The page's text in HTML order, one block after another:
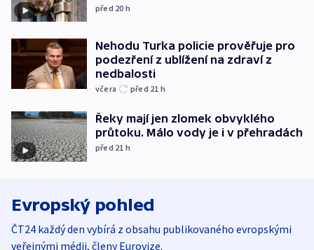
před 20 h
Nehodu Turka policie prověřuje pro
podezření z ublížení na zdraví z
nedbalosti
včera před 21 h
Řeky mají jen zlomek obvyklého
průtoku. Málo vody je i v přehradách
před 21 h
Evropský pohled
ČT24 každý den vybírá z obsahu publikovaného evropskými
veřejnými médii, členy Eurovize.